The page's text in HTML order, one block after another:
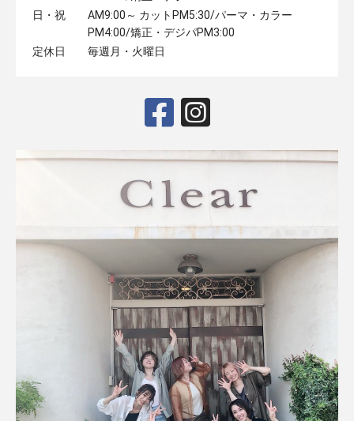
日・祝
AM9:00～ カットPM5:30/パーマ・カラー
PM4:00/矯正・デジパPM3:00
定休日
毎週月・火曜日